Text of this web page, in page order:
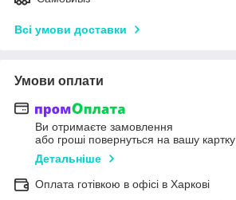
Всі умови доставки
Умови оплати
Ви отримаєте замовлення
або гроші повернуться на вашу картку
Детальніше
Оплата готівкою в офісі в Харкові